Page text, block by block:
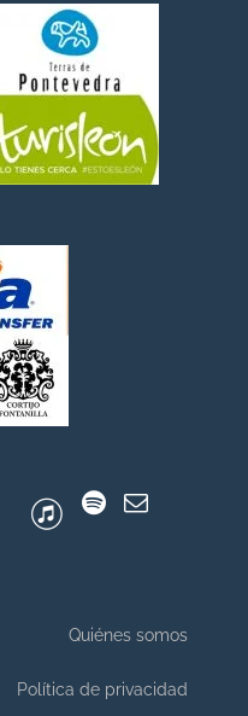
Quiénes somos
Política de privacidad